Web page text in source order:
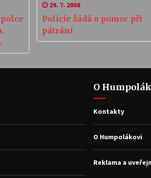
29. 7. 2008
Policie žádá o pomoc při
pátrání
O
Kontakty
O Humpolákovi
Reklama a